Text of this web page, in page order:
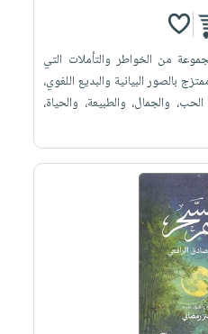
من الخواطر والتأملات التي
بالصور البيانية والبديع اللغوي،
والجمال، والطبيعة، والحياة،